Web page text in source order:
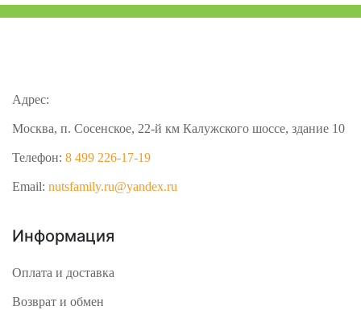
Адрес:
Москва, п. Сосенское, 22-й км Калужского шоссе, здание 10
Телефон: 8 499 226-17-19
Email: nutsfamily.ru@yandex.ru
Информация
Оплата и доставка
Возврат и обмен